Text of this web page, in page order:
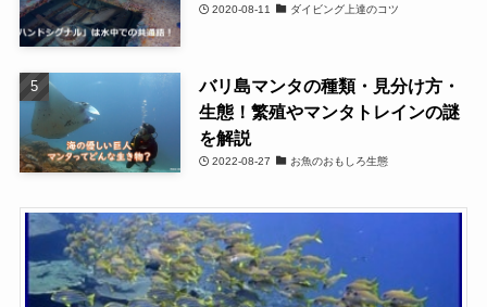
2020-08-11 ダイビング上達のコツ
バリ島マンタの種類・見分け方・
生態！繁殖やマンタトレインの謎
を解説
2022-08-27 お魚のおもしろ生態